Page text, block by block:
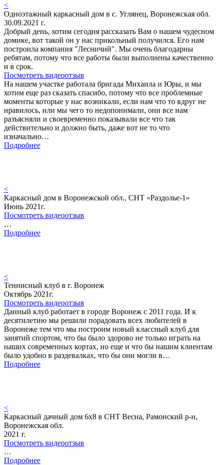
<
Одноэтажный каркасный дом в с. Углянец, Воронежская обл.
30.09.2021 г.
Добрый день, хотим сегодня рассказать Вам о нашем чудесном
домике, вот такой он у нас прикольный получился. Его нам
построила компания "Лесничий". Мы очень благодарны
ребятам, потому что все работы были выполнены качественно
и в срок.
Посмотреть видеоотзыв
На нашем участке работала бригада Михаила и Юры, и мы
хотим еще раз сказать спасибо, потому что все проблемные
моменты которые у нас возникали, если нам что то вдруг не
нравилось, или мы чего то недопонимали, они все нам
разъясняли и своевременно показывали все что так
действительно и должно быть, даже вот не то что
изначально…
Подробнее
<
Каркасный дом в Воронежской обл., СНТ «Раздолье-1»
Июнь 2021г.
Посмотреть видеоотзыв
…
Подробнее
<
Теннисный клуб в г. Воронеж
Октябрь 2021г.
Посмотреть видеоотзыв
Данный клуб работает в городе Воронеж с 2011 года. И к
десятилетию мы решили порадовать всех любителей в
Воронеже тем что мы построим новый классный клуб для
занятий спортом, что бы было здорово не только играть на
наших современных кортах, но еще и что бы нашим клиентам
было удобно в раздевалках, что бы они могли в…
Подробнее
<
Каркасный дачный дом 6х8 в СНТ Весна, Рамонский р-н,
Воронежская обл.
2021 г.
Посмотреть видеоотзыв
…
Подробнее